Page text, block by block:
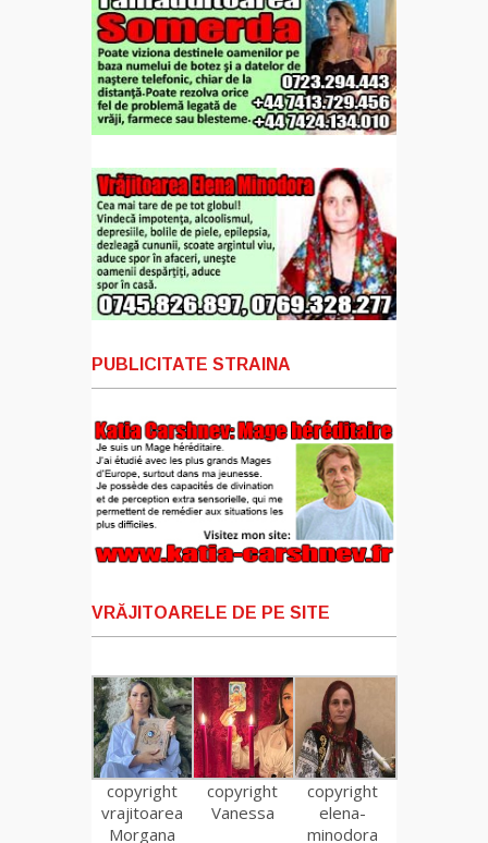
PUBLICITATE STRAINA
VRĂJITOARELE DE PE SITE
copyright
vrajitoarea
Morgana
copyright
Vanessa
copyright
elena-
minodora